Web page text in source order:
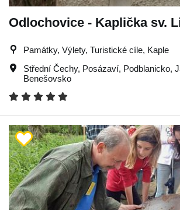
Odlochovice - Kaplička sv.
Památky, Výlety, Turistické cíle, Kaple
Střední Čechy, Posázaví, Podblanicko,
Benešovsko